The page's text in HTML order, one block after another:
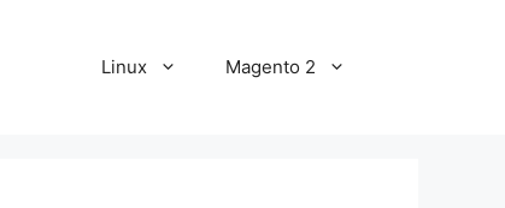
Linux Magento 2